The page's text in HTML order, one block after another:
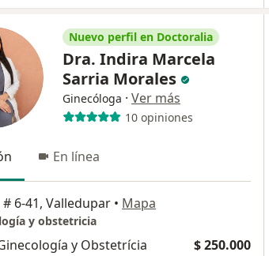
Nuevo perfil en Doctoralia
Dra. Indira Marcela
Sarria Morales
Ginecóloga · Ver más
10 opiniones
En línea
# 6-41, Valledupar • Mapa
y obstetricia
y Obstetrícia $ 250.000